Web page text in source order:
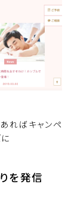
ればキャンペ
を発信